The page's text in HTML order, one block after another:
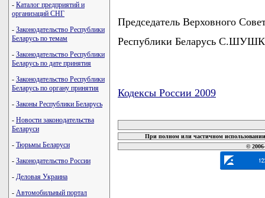
- Каталог предприятий и
организаций СНГ
- Законодательство Республики
Беларусь по темам
- Законодательство Республики
Беларусь по дате принятия
- Законодательство Республики
Беларусь по органу принятия
- Законы Республики Беларусь
- Новости законодательства
Беларуси
- Тюрьмы Беларуси
- Законодательство России
- Деловая Украина
- Автомобильный портал
Председатель Верховного
Республики Беларусь
Кодексы России 2009
При полном или частичном
©